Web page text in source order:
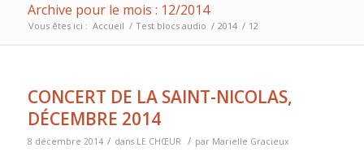
Archive pour le mois : 12/2014
Vous êtes ici : Accueil / Test blocs audio / 2014 / 12
CONCERT DE LA SAINT-NICOLAS,
DÉCEMBRE 2014
8 décembre 2014 / dans LE CHŒUR / par Marielle Gracieux